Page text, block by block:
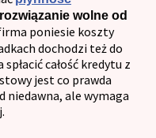
wolne od
poniesie koszty
dochodzi też do
całość kredytu z
jest co prawda
niedawna, ale wymaga